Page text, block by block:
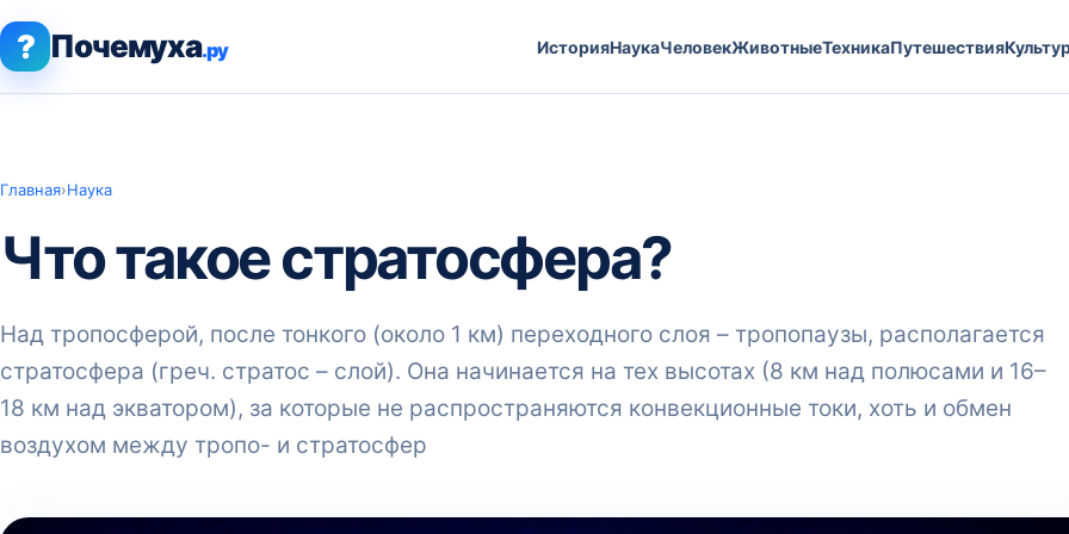
? Почемуха.ру ИсторияНаукаЧеловекЖивотныеТехникаПутешествия
Главная›Наука
Что такое стратосфера?
Над тропосферой, после тонкого (около 1 км) переходного слоя – тропопаузы, располагается
стратосфера (греч. стратос – слой). Она начинается на тех высотах (8 км над полюсами и 16–
18 км над экватором), за которые не распространяются конвекционные токи, хоть и обмен
воздухом между тропо- и стратосфер